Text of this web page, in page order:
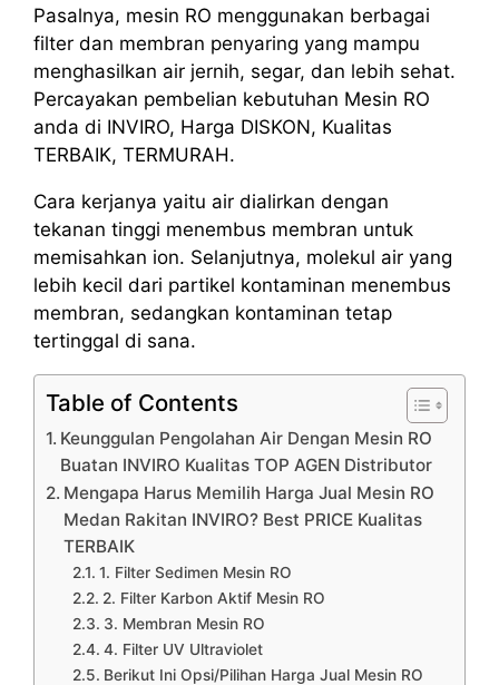
Pasalnya, mesin RO menggunakan berbagai
filter dan membran penyaring yang mampu
menghasilkan air jernih, segar, dan lebih sehat.
Percayakan pembelian kebutuhan Mesin RO
anda di INVIRO, Harga DISKON, Kualitas
TERBAIK, TERMURAH.
Cara kerjanya yaitu air dialirkan dengan
tekanan tinggi menembus membran untuk
memisahkan ion. Selanjutnya, molekul air yang
lebih kecil dari partikel kontaminan menembus
membran, sedangkan kontaminan tetap
tertinggal di sana.
Table of Contents
Keunggulan Pengolahan Air Dengan Mesin RO
Buatan INVIRO Kualitas TOP AGEN Distributor
Mengapa Harus Memilih Harga Jual Mesin RO
Medan Rakitan INVIRO? Best PRICE Kualitas
TERBAIK
1. Filter Sedimen Mesin RO
2. Filter Karbon Aktif Mesin RO
3. Membran Mesin RO
4. Filter UV Ultraviolet
Berikut Ini Opsi/Pilihan Harga Jual Mesin RO